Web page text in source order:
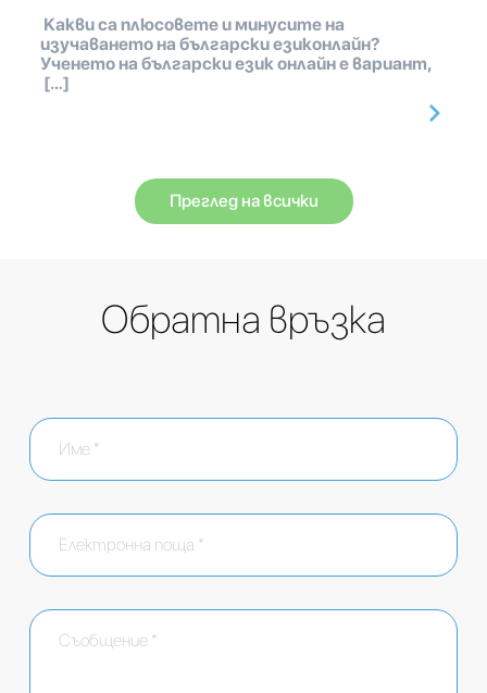
Какви са плюсовете и минусите на
изучаването на български езиконлайн?
Ученето на български език онлайн е вариант,
[…]
Преглед на всички
Обратна връзка